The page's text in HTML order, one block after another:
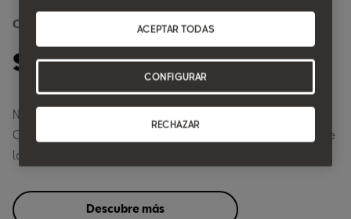
Conectividad total
SEAT CONNECT.
Nunca has tenido una relación tan cercana con tu coche.
Conecta con él a través del móvil para disfrutar todavía más de
la movilidad con SEAT.
Descubre más
RECHAZAR
ACEPTAR TODAS
CONFIGURAR